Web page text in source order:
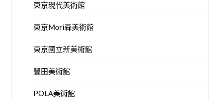
東京現代美術館
東京Mori森美術館
東京國立新美術館
豐田美術館
POLA美術館